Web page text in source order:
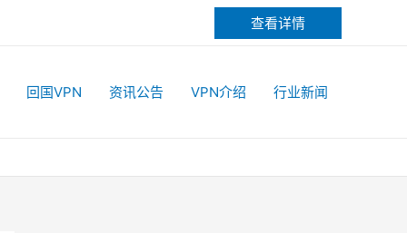
查看详情
回国VPN 资讯公告 VPN介绍 行业新闻